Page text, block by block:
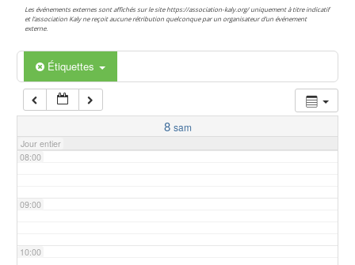
Les événements externes sont affichés sur le site https://association-kaly.org/ uniquement à titre indicatif
et l’association Kaly ne reçoit aucune rétribution quelconque par un organisateur d’un événement
externe.
Étiquettes
8 sam
Jour entier
05:00
06:00
07:00
08:00
09:00
10:00